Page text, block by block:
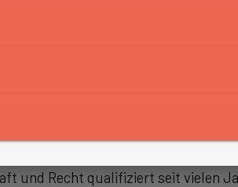
Recht ständigen Veränderungen
betreffen. Zunehmend werden
komplexen Rechtsgebieten
und Recht qualifiziert seit vielen